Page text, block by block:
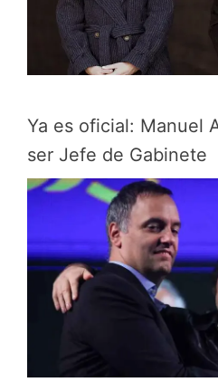
Ya es oficial: Manuel
ser Jefe de Gabinete